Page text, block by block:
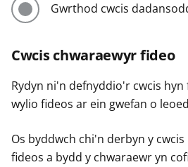
Gwrthod cwcis
Cwcis chwaraewyr fideo
Rydyn ni'n defnyddio'r cwcis
wylio fideos ar ein gwefan o
Os byddwch chi'n derbyn y
fideos a bydd y chwaraewr yn